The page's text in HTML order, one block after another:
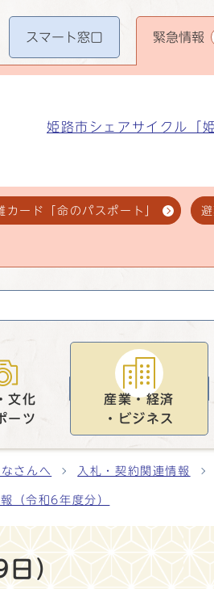
スマート窓口 緊急情報
姫路市シェアサイクル「
カード「命のパスポート」
文化
ーツ
産業・経済
・ビジネス
さんへ 入札・契約関連情報
（令和6年度分）
日）